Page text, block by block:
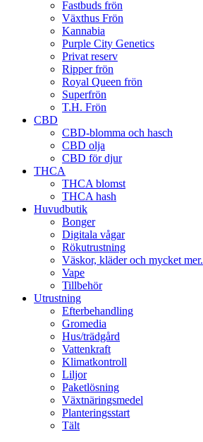
Fastbuds frön
Växthus Frön
Kannabia
Purple City Genetics
Privat reserv
Ripper frön
Royal Queen frön
Superfrön
T.H. Frön
CBD
CBD-blomma och hasch
CBD olja
CBD för djur
THCA
THCA blomst
THCA hash
Huvudbutik
Bonger
Digitala vågar
Rökutrustning
Väskor, kläder och mycket mer.
Vape
Tillbehör
Utrustning
Efterbehandling
Gromedia
Hus/trädgård
Vattenkraft
Klimatkontroll
Liljor
Paketlösning
Växtnäringsmedel
Planteringsstart
Tält